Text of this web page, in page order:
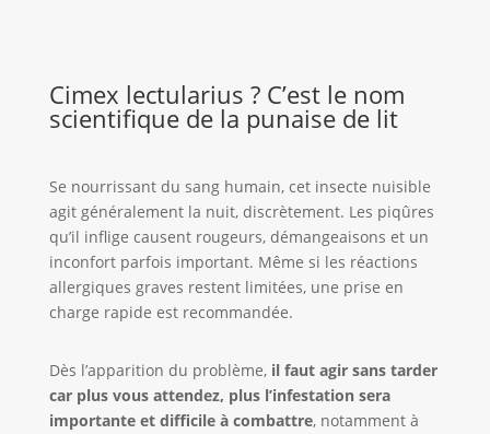
Cimex lectularius ? C’est le nom
scientifique de la punaise de lit
Se nourrissant du sang humain, cet insecte nuisible
agit généralement la nuit, discrètement. Les piqûres
qu’il inflige causent rougeurs, démangeaisons et un
inconfort parfois important. Même si les réactions
allergiques graves restent limitées, une prise en
charge rapide est recommandée.
Dès l’apparition du problème, il faut agir sans tarder
car plus vous attendez, plus l’infestation sera
importante et difficile à combattre, notamment à